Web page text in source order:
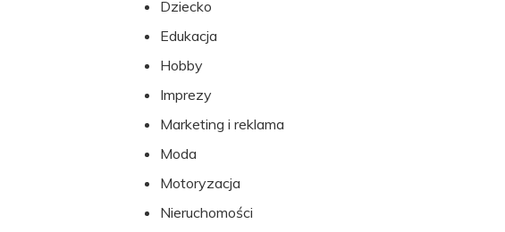
Dziecko
Edukacja
Hobby
Imprezy
Marketing i reklama
Moda
Motoryzacja
Nieruchomości